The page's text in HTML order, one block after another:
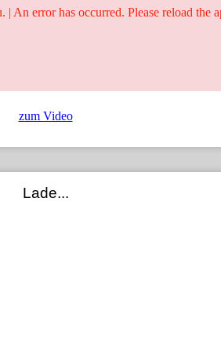
zum Video
Lade...
An error has occurred. Please reload the